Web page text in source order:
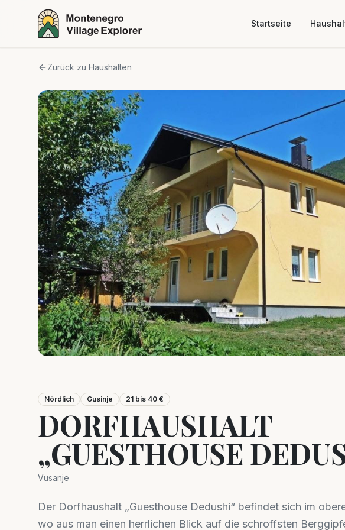
Startseite
Zurück zu Haushalten
Nördlich Gusinje 21 bis 40 €
DORFHAUSHALT
„GUESTHOUSE
Vusanje
Der Dorfhaushalt „Guesthouse Dedushi“ befindet sich im
wo aus man einen herrlichen Blick auf die schroffsten